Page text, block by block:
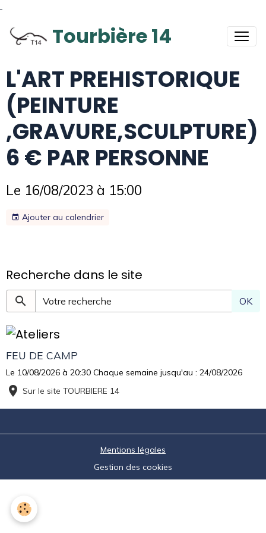
Tourbière 14
L'ART PREHISTORIQUE
(PEINTURE
,GRAVURE,SCULPTURE)
6 € PAR PERSONNE
Le 16/08/2023 à 15:00
Ajouter au calendrier
Recherche dans le site
OK
FEU DE CAMP
Le 10/08/2026 à 20:30 Chaque semaine jusqu'au : 24/08/2026
Sur le site TOURBIERE 14
Mentions légales
Gestion des cookies